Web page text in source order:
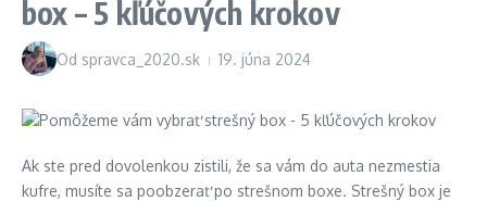
box – 5 kľúčových krokov
Od spravca_2020.sk 19. júna 2024
Ak ste pred dovolenkou zistili, že sa vám do auta nezmestia
kufre, musíte sa poobzerať po strešnom boxe. Strešný box je